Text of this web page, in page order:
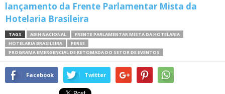
lançamento da Frente Parlamentar Mista da
Hotelaria Brasileira
TAGS ABIH NACIONAL
FRENTE PARLAMENTAR MISTA DA HOTELARIA
HOTELARIA BRASILEIRA
PERSE
PROGRAMA EMERGENCIAL DE RETOMADA DO SETOR DE EVENTOS
Facebook Twitter